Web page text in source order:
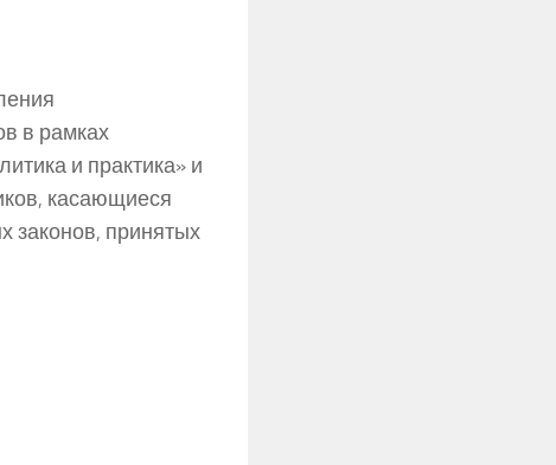
в рамках
и практика» и
касающиеся
законов, принятых